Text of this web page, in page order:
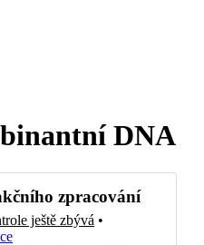
DNA
zpracování
ještě zbývá •